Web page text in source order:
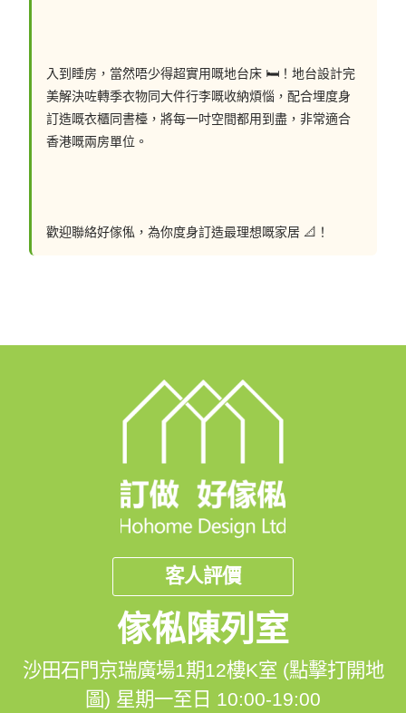
🖥️網站: https://hohomehk.com
手電梯，到辦公室電梯大堂，到12樓右轉
✨✨✨訂造好傢俬 口碑之選✨✨✨
✅首創💯%完工保證
✅終身結構安全保用
✅1對1香港設計師跟進🤝
✅香港人自設廠房品質保證
✅$0 報價、度尺、設計、出3D設計圖
入到睡房，當然唔少得超實用嘅地台床 🛏！地台設計完
美解決咗轉季衣物同大件行李嘅收納煩惱，配合埋度身
訂造嘅衣櫃同書檯，將每一吋空間都用到盡，非常適合
香港嘅兩房單位。
歡迎聯絡好傢俬，為你度身訂造最理想嘅家居 📐！
客人評價
傢俬陳列室
沙田石門京瑞廣場1期12樓K室 (點擊打開地
圖) 星期一至日 10:00-19:00